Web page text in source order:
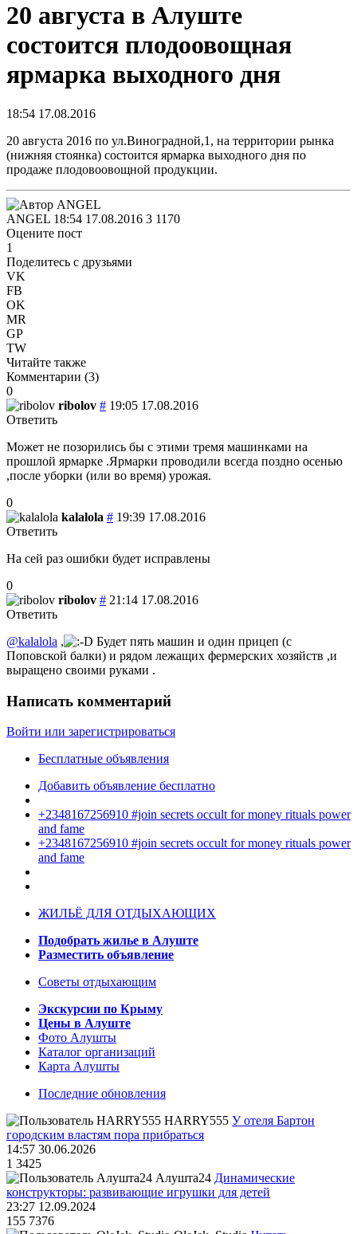
20 августа в Алуште
состоится плодоовощная
ярмарка выходного дня
18:54 17.08.2016
20 августа 2016 по ул.Виноградной,1, на территории рынка
(нижняя стоянка) состоится ярмарка выходного дня по
продаже плодовоовощной продукции.
ANGEL 18:54 17.08.2016 3 1170
Оцените пост
1
Поделитесь с друзьями
VK
FB
OK
MR
GP
TW
Читайте также
Комментарии (3)
0
ribolov # 19:05 17.08.2016
Ответить
Может не позорились бы с этими тремя машинками на
прошлой ярмарке .Ярмарки проводили всегда поздно осенью
,после уборки (или во время) урожая.
0
kalalola # 19:39 17.08.2016
Ответить
На сей раз ошибки будет исправлены
0
ribolov # 21:14 17.08.2016
Ответить
@kalalola ,
Будет пять машин и один прицеп (с
Поповской балки) и рядом лежащих фермерских хозяйств ,и
выращено своими руками .
Написать комментарий
Войти или зарегистрироваться
Бесплатные объявления
Добавить объявление бесплатно
+2348167256910 #join secrets occult for money rituals power
and fame
+2348167256910 #join secrets occult for money rituals power
and fame
ЖИЛЬЁ ДЛЯ ОТДЫХАЮЩИХ
Подобрать жилье в Алуште
Разместить объявление
Советы отдыхающим
Экскурсии по Крыму
Цены в Алуште
Фото Алушты
Каталог организаций
Карта Алушты
Последние обновления
HARRY555 У отеля Бартон
городским властям пора прибраться
14:57 30.06.2026
1 3425
Алушта24 Динамические
конструкторы: развивающие игрушки для детей
23:27 12.09.2024
155 7376